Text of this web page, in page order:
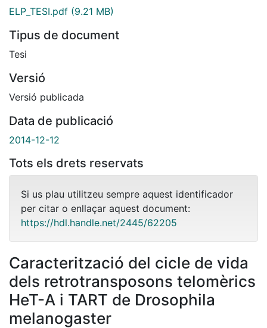
ELP_TESI.pdf (9.21 MB)
Tipus de document
Tesi
Versió
Versió publicada
Data de publicació
2014-12-12
Tots els drets reservats
Si us plau utilitzeu sempre aquest identificador
per citar o enllaçar aquest document:
https://hdl.handle.net/2445/62205
Caracterització del cicle de vida
dels retrotransposons telomèrics
HeT-A i TART de Drosophila
melanogaster